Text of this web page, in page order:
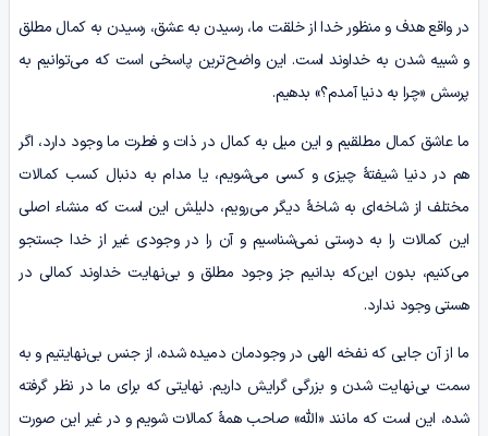
در واقع هدف و منظور خدا از خلقت ما، رسیدن به عشق، رسیدن به کمال‌ مطلق
و شبیه شدن به خداوند است. این واضح‌ترین پاسخی ا‌ست که می‌توانیم به
پرسش «چرا به دنیا آمدم؟» ‌بدهیم.
ما عاشق کمال مطلقیم و این میل به کمال در ذات و فطرت ما وجود دارد، اگر
هم در دنیا شیفتۀ چیزی و کسی می‌شویم، یا مدام به دنبال کسب کمالات
مختلف از شاخه‌ای به شاخۀ دیگر می‌رویم، دلیلش این است که منشاء اصلی
این کمالات را به درستی نمی‌شناسیم و آن را در وجودی غیر از خدا جستجو
می‌کنیم، بدون این‌که بدانیم جز وجود مطلق و بی‌نهایت خداوند کمالی در
هستی وجود ندارد.
ما از آن جایی که نفخه الهی در وجودمان دمیده شده، از جنس بی‌نهایتیم و به
سمت بی‌نهایت شدن و بزرگی گرایش داریم. نهایتی که برای ما در نظر گرفته
شده، این است که مانند «الله» صاحب همۀ کمالات شویم و در غیر این صورت